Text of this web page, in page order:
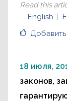
Read this
English
18 июля,
законов,